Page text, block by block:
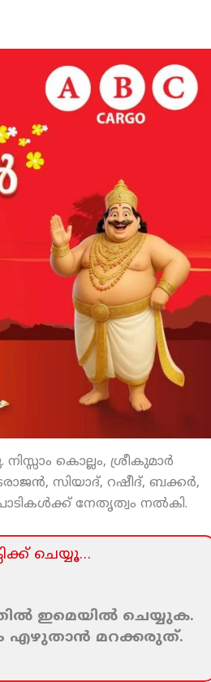
കൊല്ലം, ശ്രീകുമാര്‍
സിയാദ്, റഷീദ്, ബക്കര്‍,
നേതൃത്വം നല്‍കി.
ചെയ്യൂ…
ഇമെയില്‍ ചെയ്യുക.
എഴുതാന്‍ മറക്കരുത്‌.